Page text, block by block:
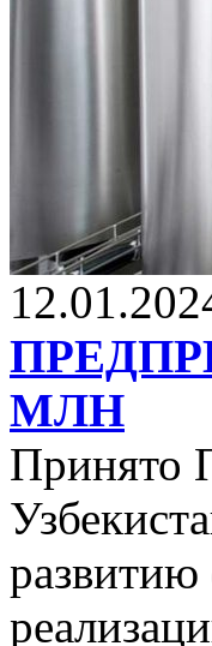
МЛН
Принято
развитию